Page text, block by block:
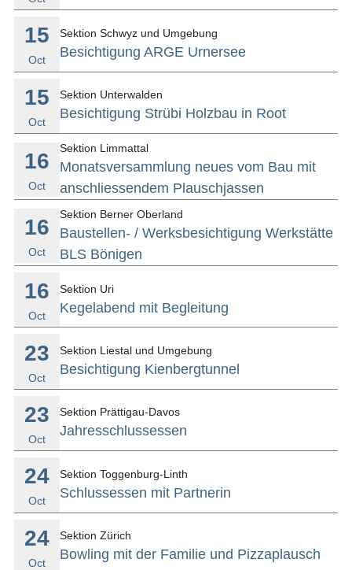
15
Oct
Sektion Schwyz und Umgebung
Besichtigung ARGE Urnersee
15
Oct
Sektion Unterwalden
Besichtigung Strübi Holzbau in Root
16
Oct
Sektion Limmattal
Monatsversammlung neues vom Bau mit
anschliessendem Plauschjassen
16
Oct
Sektion Berner Oberland
Baustellen- / Werksbesichtigung Werkstätte
BLS Bönigen
16
Oct
Sektion Uri
Kegelabend mit Begleitung
23
Oct
Sektion Liestal und Umgebung
Besichtigung Kienbergtunnel
23
Oct
Sektion Prättigau-Davos
Jahresschlussessen
24
Oct
Sektion Toggenburg-Linth
Schlussessen mit Partnerin
24
Oct
Sektion Zürich
Bowling mit der Familie und Pizzaplausch